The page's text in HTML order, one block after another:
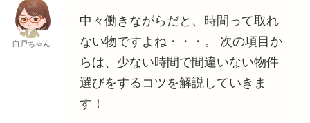
白戸ちゃん
中々働きながらだと、時間って取れ
ない物ですよね・・・。 次の項目か
らは、少ない時間で間違いない物件
選びをするコツを解説していきま
す！